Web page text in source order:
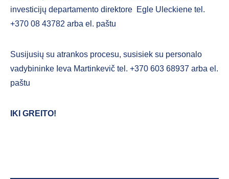
investicijų departamento direktore Egle Uleckiene tel.
+370 08 43782 arba el. paštu
Susijusių su atrankos procesu, susisiek su personalo
vadybininke Ieva Martinkevič tel. +370 603 68937 arba el.
paštu
IKI GREITO!